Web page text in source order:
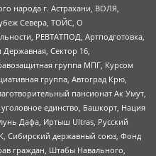
народа г. Астрахани, ВОЛЯ,
Севера, ТОЙС, О
РЕВТАТПОД, Артподготовка,
Сектор 16,
группа МПГ, Курсом
группа, Автоград Крю,
пансионат Ак Умут,
уголовное единство, Башкорт, Нация
Дафа, Иртыш Ultras, Русский
Сибирский державный союз, Фонд
граждан, Штабы Навального,